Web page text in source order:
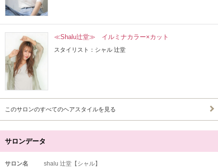
≪Shalu辻堂≫ イルミナカラー×カット
スタイリスト：シャル 辻堂
このサロンのすべてのヘアスタイルを見る
サロンデータ
サロン名
shalu 辻堂【シャル】